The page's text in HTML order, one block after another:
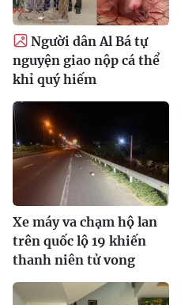
Người dân Al Bá tự
nguyện giao nộp cá thể
khỉ quý hiếm
Xe máy va chạm hộ lan
trên quốc lộ 19 khiến
thanh niên tử vong